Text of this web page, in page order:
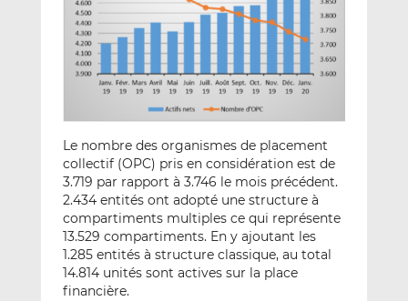
Le nombre des organismes de placement
collectif (OPC) pris en considération est de
3.719 par rapport à 3.746 le mois précédent.
2.434 entités ont adopté une structure à
compartiments multiples ce qui représente
13.529 compartiments. En y ajoutant les
1.285 entités à structure classique, au total
14.814 unités sont actives sur la place
financière.